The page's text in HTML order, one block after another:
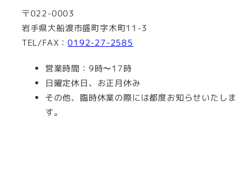
〒022-0003
岩手県大船渡市盛町字木町11-3
TEL/FAX：0192-27-2585
営業時間：9時〜17時
日曜定休日、お正月休み
その他、臨時休業の際には都度お知らせいたしま
す。